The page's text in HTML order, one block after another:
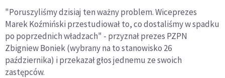
"Poruszyliśmy dzisiaj ten ważny problem. Wiceprezes
Marek Koźmiński przestudiował to, co dostaliśmy w spadku
po poprzednich władzach" - przyznał prezes PZPN
Zbigniew Boniek (wybrany na to stanowisko 26
października) i przekazał głos jednemu ze swoich
zastępców.